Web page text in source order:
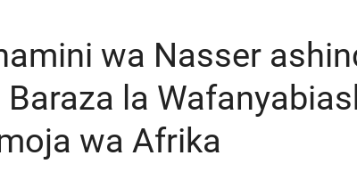
wa Nasser
la
wa Afrika